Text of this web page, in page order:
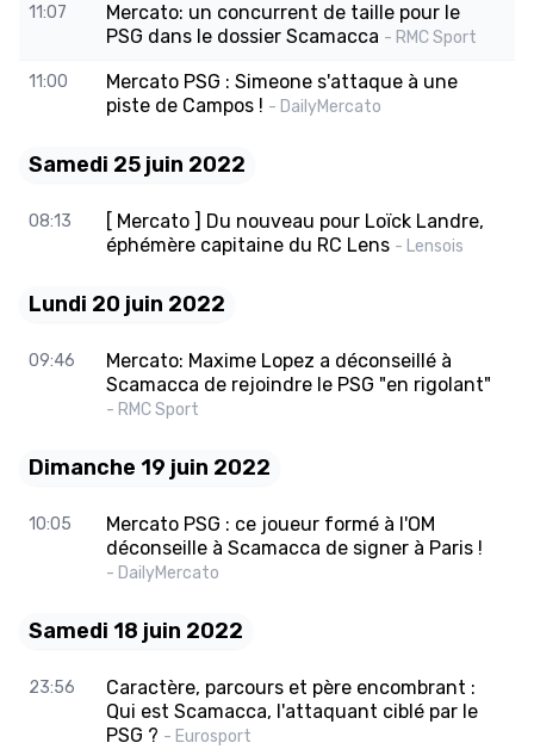
11:07
Mercato: un concurrent de taille pour le
PSG dans le dossier Scamacca - RMC Sport
11:00
Mercato PSG : Simeone s'attaque à une
piste de Campos ! - DailyMercato
Samedi 25 juin 2022
08:13
[ Mercato ] Du nouveau pour Loïck Landre,
éphémère capitaine du RC Lens - Lensois
Lundi 20 juin 2022
09:46
Mercato: Maxime Lopez a déconseillé à
Scamacca de rejoindre le PSG "en rigolant"
- RMC Sport
Dimanche 19 juin 2022
10:05
Mercato PSG : ce joueur formé à l'OM
déconseille à Scamacca de signer à Paris !
- DailyMercato
Samedi 18 juin 2022
23:56
Caractère, parcours et père encombrant :
Qui est Scamacca, l'attaquant ciblé par le
PSG ? - Eurosport